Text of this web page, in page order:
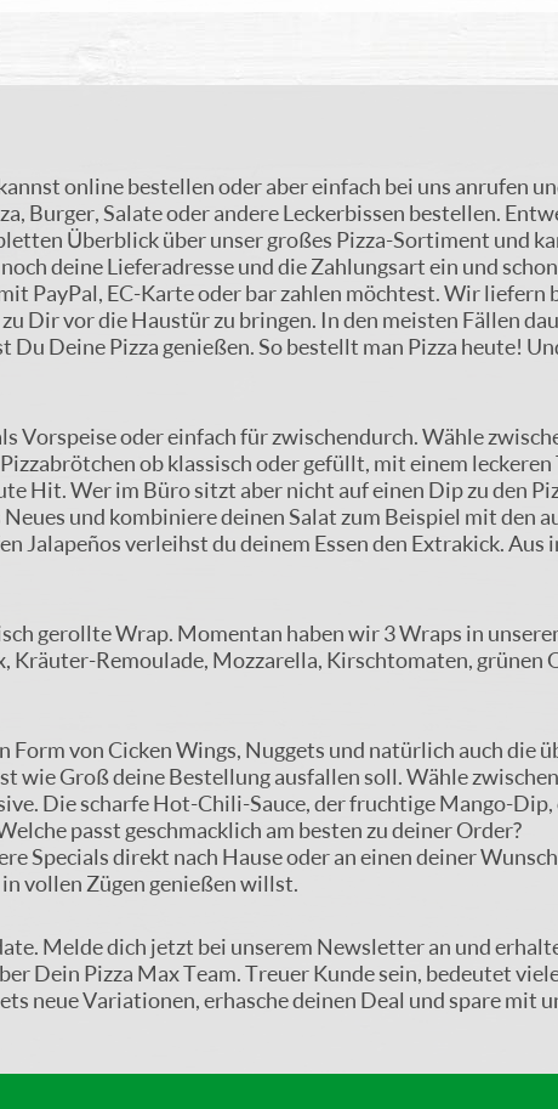
online bestellen oder aber einfach bei uns anrufen
Burger, Salate oder andere Leckerbissen bestellen.
Überblick über unser großes Pizza-Sortiment und
deine Lieferadresse und die Zahlungsart ein und
PayPal, EC-Karte oder bar zahlen möchtest. Wir
Dir vor die Haustür zu bringen. In den meisten Fällen
Du Deine Pizza genießen. So bestellt man Pizza heute!
Vorspeise oder einfach für zwischendurch. Wähle
ob klassisch oder gefüllt, mit einem
Hit. Wer im Büro sitzt aber nicht auf einen Dip zu den
und kombiniere deinen Salat zum Beispiel mit den
Jalapeños verleihst du deinem Essen den Extrakick.
gerollte Wrap. Momentan haben wir 3 Wraps in
Remoulade, Mozzarella, Kirschtomaten, grünen
von Cicken Wings, Nuggets und natürlich auch die
wie Groß deine Bestellung ausfallen soll. Wähle
Die scharfe Hot-Chili-Sauce, der fruchtige Mango-
passt geschmacklich am besten zu deiner Order?
Specials direkt nach Hause oder an einen deiner
in vollen Zügen genießen willst.
Melde dich jetzt bei unserem Newsletter an und
Dein Pizza Max Team. Treuer Kunde sein, bedeutet
neue Variationen, erhasche deinen Deal und spare mit